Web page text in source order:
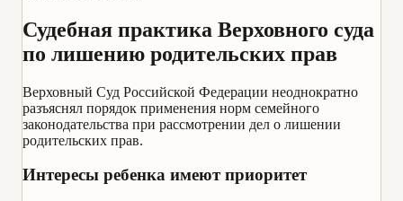
Судебная практика Верховного суда
по лишению родительских прав
Верховный Суд Российской Федерации неоднократно
разъяснял порядок применения норм семейного
законодательства при рассмотрении дел о лишении
родительских прав.
Интересы ребенка имеют приоритет